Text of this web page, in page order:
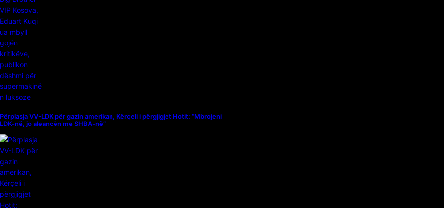
Përplasja VV-LDK për gazin amerikan, Kërçeli i përgjigjet Hotit: “Mbrojeni
LDK-në, jo aleancën me SHBA-në”